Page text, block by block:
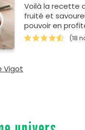
Voilà la recette
fruité et
pouvoir en
toute la saison(18
Vigot